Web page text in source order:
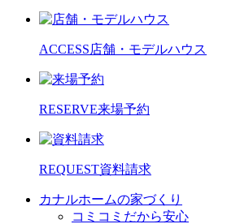
ACCESS店舗・モデルハウス
RESERVE来場予約
REQUEST資料請求
カナルホームの家づくり
コミコミだから安心